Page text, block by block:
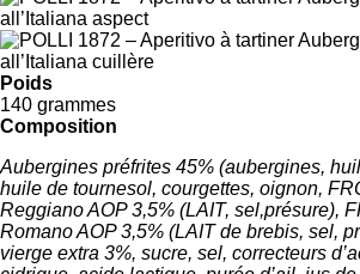
Poids
140 grammes
Composition
Aubergines préfrites 45% (aubergines,
huile de tournesol, courgettes, oignon,
Reggiano AOP 3,5% (LAIT, sel,présure),
Romano AOP 3,5% (LAIT de brebis, sel,
vierge extra 3%, sucre, sel, correcteurs